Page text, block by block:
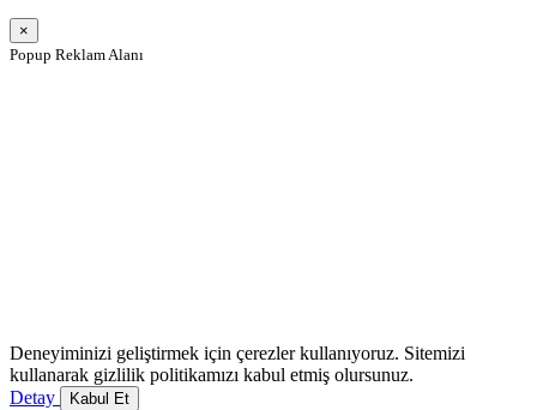
×
Popup Reklam Alanı
Deneyiminizi geliştirmek için çerezler kullanıyoruz. Sitemizi
kullanarak gizlilik politikamızı kabul etmiş olursunuz.
Detay
Kabul Et